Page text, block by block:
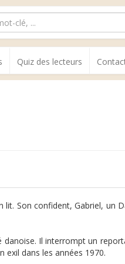
Quiz des lecteurs
Son confident, Gabriel, un
Il interrompt un
exil dans les années 1970.